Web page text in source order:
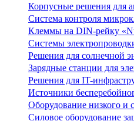
Корпусные решения для
Система контроля
Клеммы на DIN-рейку
Системы
Решения для солнечной
Зарядные станции для
Решения для IT-
Источники
Оборудование низкого и
Силовое оборудование